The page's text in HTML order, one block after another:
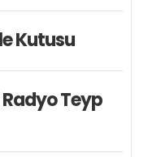
Kutusu
Teyp